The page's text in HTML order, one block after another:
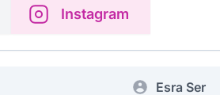
Instagram
Esra Ser